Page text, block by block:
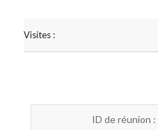
Visites :
ID de réunion :